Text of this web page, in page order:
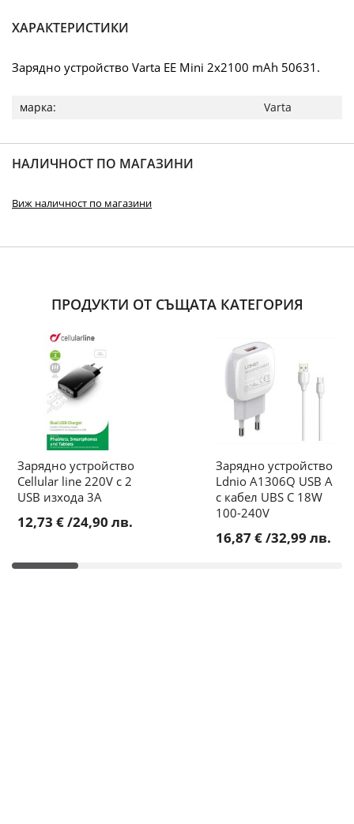
ХАРАКТЕРИСТИКИ
Зарядно устройство Varta EE Mini 2x2100 mAh 50631.
Повече
информация
Varta
НАЛИЧНОСТ ПО МАГАЗИНИ
Виж наличност по магазини
ПРОДУКТИ ОТ СЪЩАТА КАТЕГОРИЯ
Зарядно устройство
Cellular line 220V с 2
USB изхода 3А
12,73 €/24,90 лв.
Зарядно устройство
Ldnio A1306Q USB A
с кабел UBS C 18W
100-240V
16,87 €/32,99 лв.